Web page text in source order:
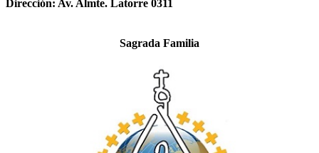
Dirección: Av. Almte. Latorre 0311
Sagrada Familia